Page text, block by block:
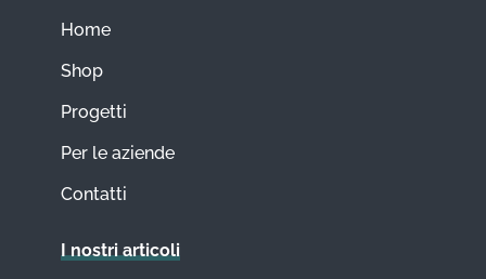
Home
Shop
Progetti
Per le aziende
Contatti
I nostri articoli